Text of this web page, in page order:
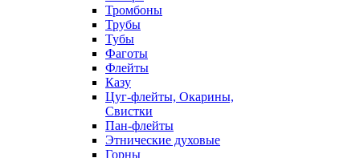
Тромбоны
Трубы
Тубы
Фаготы
Флейты
Казу
Цуг-флейты, Окарины,
Свистки
Пан-флейты
Этнические духовые
Горны